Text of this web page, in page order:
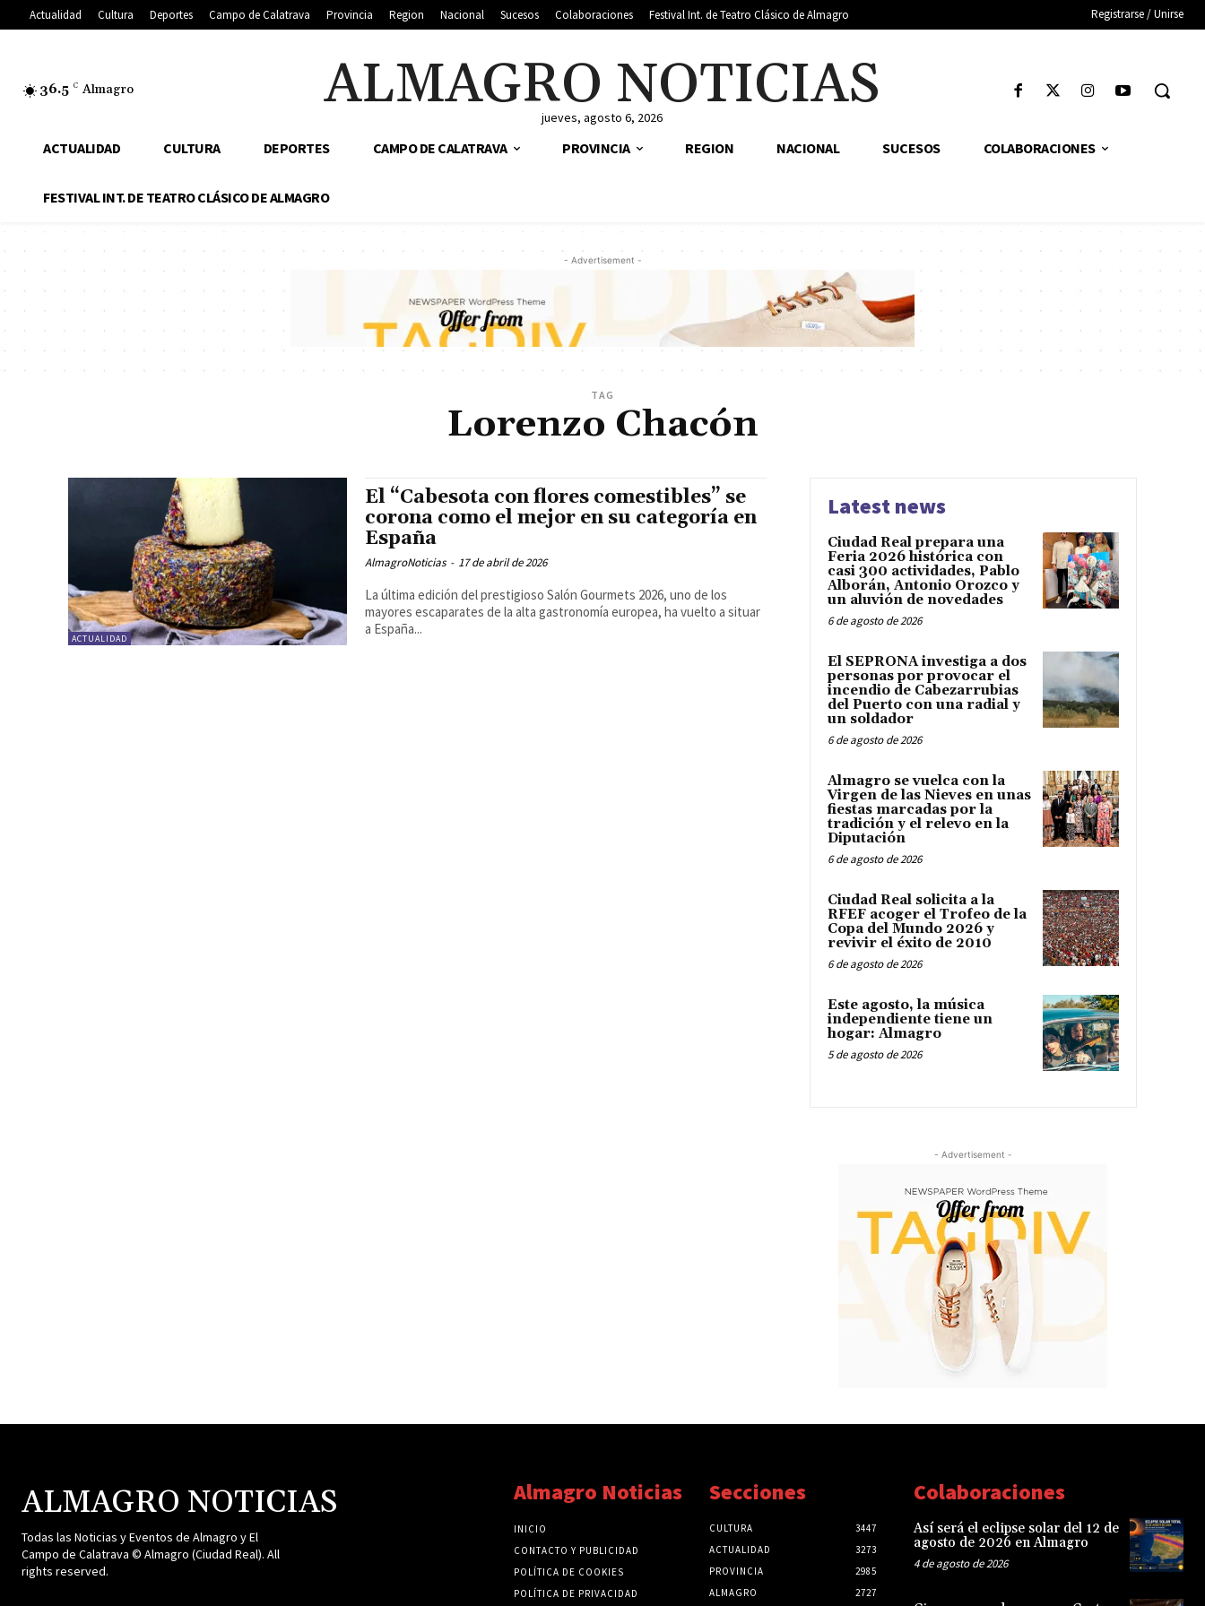
Actualidad Cultura Deportes Campo de Calatrava Provincia Region Nacional Sucesos Colaboraciones Festival Int. de Teatro Clásico de Almagro Registrarse / Unirse
36.5 C Almagro ALMAGRO NOTICIAS
jueves, agosto 6, 2026
ACTUALIDAD CULTURA DEPORTES CAMPO DE CALATRAVA PROVINCIA REGION NACIONAL SUCESOS COLABORACIONES
FESTIVAL INT. DE TEATRO CLÁSICO DE ALMAGRO
- Advertisement -
TAG
Lorenzo Chacón
ACTUALIDAD
El “Cabesota con flores comestibles” se
corona como el mejor en su categoría en
España
AlmagroNoticias - 17 de abril de 2026
La última edición del prestigioso Salón Gourmets 2026, uno de los
mayores escaparates de la alta gastronomía europea, ha vuelto a situar
a España...
Latest news
Ciudad Real prepara una
Feria 2026 histórica con
casi 300 actividades, Pablo
Alborán, Antonio Orozco y
un aluvión de novedades
6 de agosto de 2026
El SEPRONA investiga a dos
personas por provocar el
incendio de Cabezarrubias
del Puerto con una radial y
un soldador
6 de agosto de 2026
Almagro se vuelca con la
Virgen de las Nieves en unas
fiestas marcadas por la
tradición y el relevo en la
Diputación
6 de agosto de 2026
Ciudad Real solicita a la
RFEF acoger el Trofeo de la
Copa del Mundo 2026 y
revivir el éxito de 2010
6 de agosto de 2026
Este agosto, la música
independiente tiene un
hogar: Almagro
5 de agosto de 2026
- Advertisement -
ALMAGRO NOTICIAS
Todas las Noticias y Eventos de Almagro y El
Campo de Calatrava © Almagro (Ciudad Real). All
rights reserved.
Almagro Noticias
INICIO
CONTACTO Y PUBLICIDAD
POLÍTICA DE COOKIES
POLÍTICA DE PRIVACIDAD
Secciones
CULTURA
3447
ACTUALIDAD
3273
PROVINCIA
2985
ALMAGRO
2727
Colaboraciones
Así será el eclipse solar del 12 de
agosto de 2026 en Almagro
4 de agosto de 2026